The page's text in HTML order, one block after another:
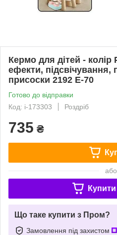
Кермо для дітей -
ефекти, підсвічування,
присоски 2192 E-70
Готово до відправки
Код: i-173303
Роздріб
735 ₴
або
Купити
Що таке купити з Пром?
Замовлення під захистом